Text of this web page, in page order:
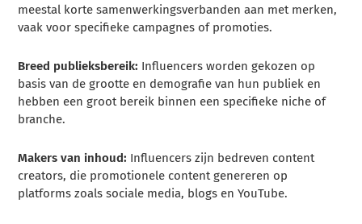
meestal korte samenwerkingsverbanden aan met merken,
vaak voor specifieke campagnes of promoties.
Breed publieksbereik: Influencers worden gekozen op
basis van de grootte en demografie van hun publiek en
hebben een groot bereik binnen een specifieke niche of
branche.
Makers van inhoud: Influencers zijn bedreven content
creators, die promotionele content genereren op
platforms zoals sociale media, blogs en YouTube.